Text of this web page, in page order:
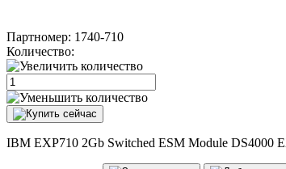
Партномер: 1740-710
Количество:
IBM EXP710 2Gb Switched ESM Module DS4000